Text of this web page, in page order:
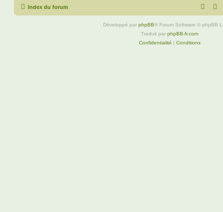
Index du forum
Développé par phpBB® Forum Software © phpBB
Traduit par phpBB-fr.com
Confidentialité | Conditions